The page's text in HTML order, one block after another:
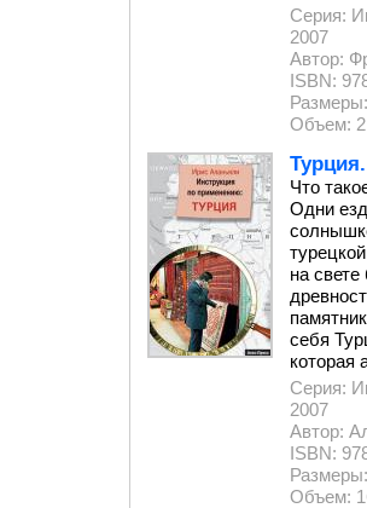
Серия:
2007
Автор:
ISBN:
Объем:
Что
Одни
на
себя
которая
Серия:
2007
Автор:
ISBN:
Объем: